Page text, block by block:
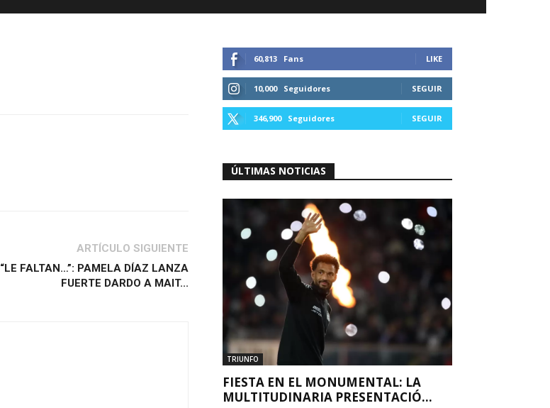
ARTÍCULO SIGUIENTE
“LE FALTAN…”: PAMELA DÍAZ LANZA
FUERTE DARDO A MAIT...
60,813 Fans LIKE
10,000 Seguidores SEGUIR
346,900 Seguidores SEGUIR
ÚLTIMAS NOTICIAS
TRIUNFO
FIESTA EN EL MONUMENTAL: LA
MULTITUDINARIA PRESENTACIÓ...